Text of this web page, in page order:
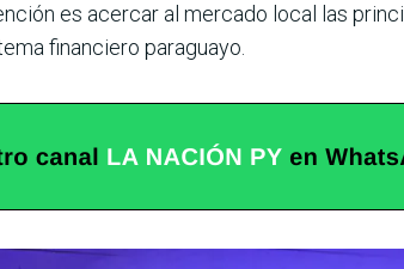
es acercar al mercado local las
financiero paraguayo.